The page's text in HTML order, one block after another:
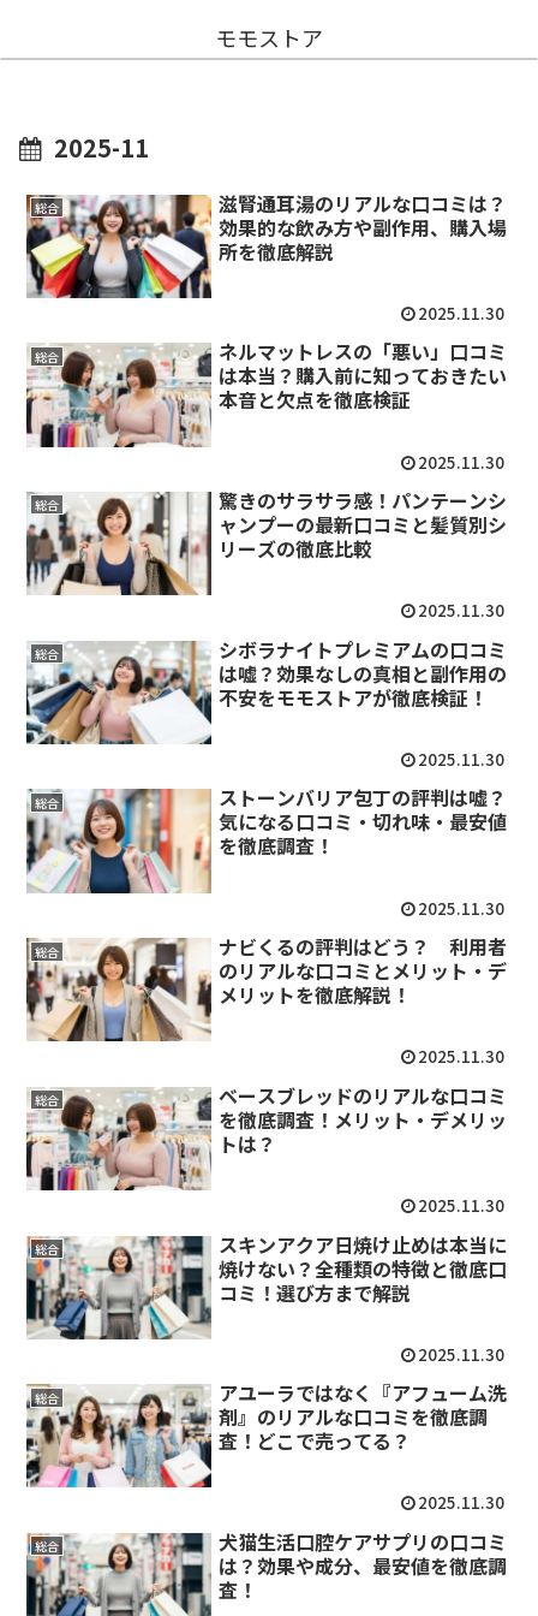
モモストア
2025-11
総合
滋腎通耳湯のリアルな口コミは？
効果的な飲み方や副作用、購入場
所を徹底解説
2025.11.30
総合
ネルマットレスの「悪い」口コミ
は本当？購入前に知っておきたい
本音と欠点を徹底検証
2025.11.30
総合
驚きのサラサラ感！パンテーンシ
ャンプーの最新口コミと髪質別シ
リーズの徹底比較
2025.11.30
総合
シボラナイトプレミアムの口コミ
は嘘？効果なしの真相と副作用の
不安をモモストアが徹底検証！
2025.11.30
総合
ストーンバリア包丁の評判は嘘？
気になる口コミ・切れ味・最安値
を徹底調査！
2025.11.30
総合
ナビくるの評判はどう？ 利用者
のリアルな口コミとメリット・デ
メリットを徹底解説！
2025.11.30
総合
ベースブレッドのリアルな口コミ
を徹底調査！メリット・デメリッ
トは？
2025.11.30
総合
スキンアクア日焼け止めは本当に
焼けない？全種類の特徴と徹底口
コミ！選び方まで解説
2025.11.30
総合
アユーラではなく『アフューム洗
剤』のリアルな口コミを徹底調
査！どこで売ってる？
2025.11.30
総合
犬猫生活口腔ケアサプリの口コミ
は？効果や成分、最安値を徹底調
査！